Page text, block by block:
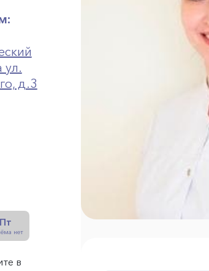
ул.
д.3
Пт
нет
в